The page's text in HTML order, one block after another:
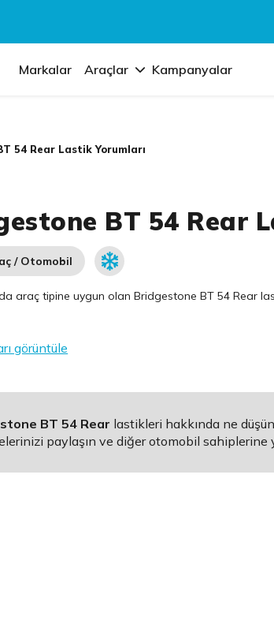
Markalar Araçlar Kampanyalar
54 Rear Lastik Yorumları
BT 54 Rear
/ Otomobil
araç tipine uygun olanBridgestone BT 54 Rear
görüntüle
BT 54 Rear lastikleri hakkında ne
paylaşın ve diğer otomobil sahiplerine